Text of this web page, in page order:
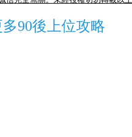
多90後上位攻略